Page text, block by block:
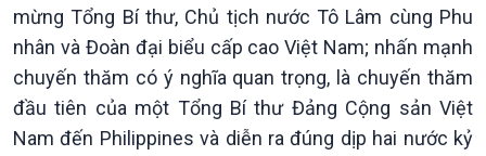
mừng Tổng Bí thư, Chủ tịch nước Tô Lâm cùng Phu
nhân và Đoàn đại biểu cấp cao Việt Nam; nhấn mạnh
chuyến thăm có ý nghĩa quan trọng, là chuyến thăm
đầu tiên của một Tổng Bí thư Đảng Cộng sản Việt
Nam đến Philippines và diễn ra đúng dịp hai nước kỷ